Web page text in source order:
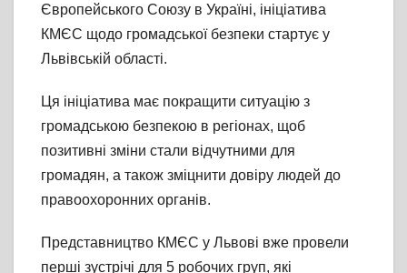
Європейського Союзу в Україні, ініціатива
КМЄС щодо громадської безпеки стартує у
Львівській області.
Ця ініціатива має покращити ситуацію з
громадською безпекою в регіонах, щоб
позитивні зміни стали відчутними для
громадян, а також зміцнити довіру людей до
правоохоронних органів.
Представництво КМЄС у Львові вже провели
перші зустрічі для 5 робочих груп, які